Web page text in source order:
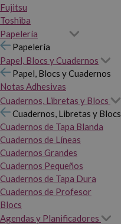
Fujitsu
Toshiba
Papelería
Papelería
Papel, Blocs y Cuadernos
Papel, Blocs y Cuadernos
Notas Adhesivas
Cuadernos, Libretas y Blocs
Cuadernos, Libretas y Blocs
Cuadernos de Tapa Blanda
Cuadernos de Líneas
Cuadernos Grandes
Cuadernos Pequeños
Cuadernos de Tapa Dura
Cuadernos de Profesor
Blocs
Agendas y Planificadores